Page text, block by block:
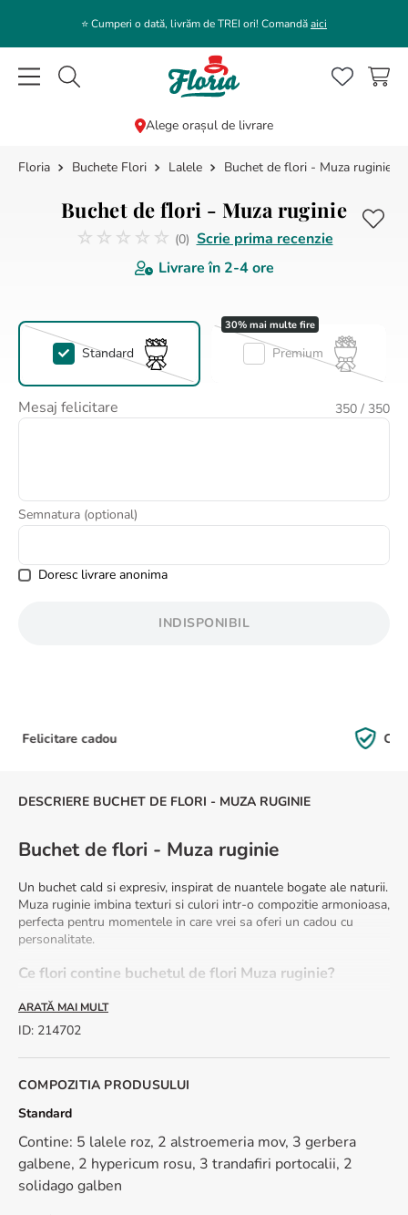
⭐️ Cumperi o dată, livrăm de TREI ori! Comandăaici
Caută flori, plante, cadouri...
Alege orașul de livrare
Buchete Flori Lalele Buchet de flori - Muza ruginie
Buchet de flori - Muza ruginie
☆ ☆ ☆ ☆ ☆ (0) Nicio recenzie
Scrie prima recenzie
Livrare în 2-4 ore
Standard Premium
Mesaj felicitare 350 / 350
Semnatura (optional)
Doresc livrare anonima
INDISPONIBIL
DESCRIERE BUCHET DE FLORI - MUZA RUGINIE
Buchet de flori - Muza ruginie
Un buchet cald si expresiv, inspirat de nuantele bogate ale naturii.
Muza ruginie imbina texturi si culori intr-o compozitie armonioasa,
perfecta pentru momentele in care vrei sa oferi un cadou cu
personalitate.
Ce flori contine buchetul de flori Muza ruginie?
Acesta include:
lalele
alstroemeria
hypericum
trandafiri
solidago
Avantaje
Livrare rapida in 2-4 ore
ARATĂ MAI MULT
ID: 214702
COMPOZITIA PRODUSULUI
Standard
Contine: 5 lalele roz, 2 alstroemeria mov, 3 gerbera
galbene, 2 hypericum rosu, 3 trandafiri portocalii, 2
solidago galben
CĂUTĂRI POPULARE
trandafir
5.
buchet lalele
hortensie
7.
trandafiri albi
8.
buchet crini